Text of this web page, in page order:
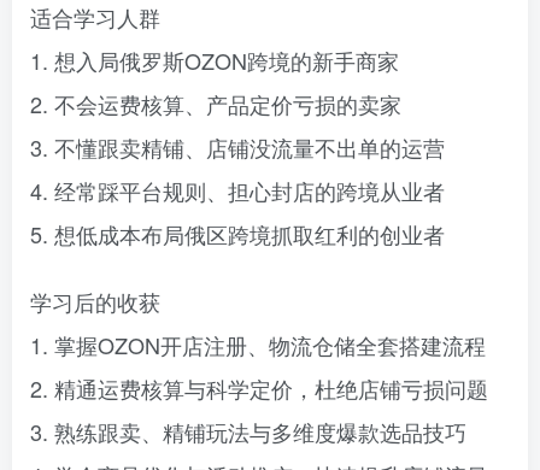
适合学习人群
1. 想入局俄罗斯OZON跨境的新手商家
2. 不会运费核算、产品定价亏损的卖家
3. 不懂跟卖精铺、店铺没流量不出单的运营
4. 经常踩平台规则、担心封店的跨境从业者
5. 想低成本布局俄区跨境抓取红利的创业者
学习后的收获
1. 掌握OZON开店注册、物流仓储全套搭建流程
2. 精通运费核算与科学定价，杜绝店铺亏损问题
3. 熟练跟卖、精铺玩法与多维度爆款选品技巧